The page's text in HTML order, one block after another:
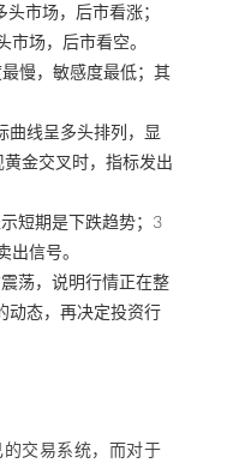
市场，后市看涨；
场，后市看空。
慢，敏感度最低；其
曲线呈多头排列，显
金交叉时，指标发出
短期是下跌趋势；3
信号。
荡，说明行情正在整
动态，再决定投资行
交易系统，而对于